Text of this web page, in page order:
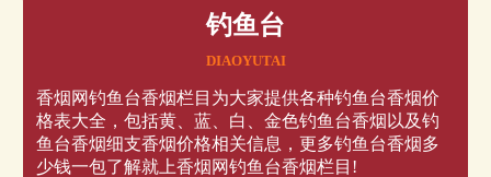
钓鱼台
DIAOYUTAI
香烟网钓鱼台香烟栏目为大家提供各种钓鱼台香烟价
格表大全，包括黄、蓝、白、金色钓鱼台香烟以及钓
鱼台香烟细支香烟价格相关信息，更多钓鱼台香烟多
少钱一包了解就上香烟网钓鱼台香烟栏目!